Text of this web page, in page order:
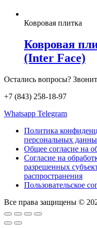
Ковровая плитка
Ковровая
(Inter Face)
Остались вопросы?
+7 (843) 258-18-97
Whatsapp Telegram
Политика
персональных
Общее согласие на
Согласие на
разрешенных
распространения
Пользовательское
Все права защищены ©